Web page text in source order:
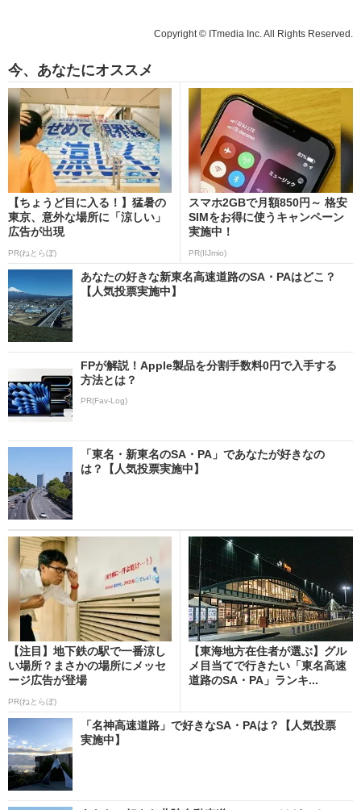
Copyright © ITmedia Inc. All Rights Reserved.
今、あなたにオススメ
【ちょうど目に入る！】猛暑の
東京、意外な場所に「涼しい」
広告が出現
PR(ねとらぼ)
スマホ2GBで月額850円～ 格安
SIMをお得に使うキャンペーン
実施中！
PR(IIJmio)
あなたの好きな新東名高速道路のSA・PAはどこ？
【人気投票実施中】
FPが解説！Apple製品を分割手数料0円で入手する
方法とは？
PR(Fav-Log)
「東名・新東名のSA・PA」であなたが好きなの
は？【人気投票実施中】
【注目】地下鉄の駅で一番涼し
い場所？まさかの場所にメッセ
ージ広告が登場
PR(ねとらぼ)
【東海地方在住者が選ぶ】グル
メ目当てで行きたい「東名高速
道路のSA・PA」ランキ...
「名神高速道路」で好きなSA・PAは？【人気投票
実施中】